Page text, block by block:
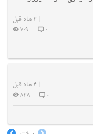
| ۴ ماه قبل
۰
۷۰۹
| ۴ ماه قبل
۰
۸۴۸